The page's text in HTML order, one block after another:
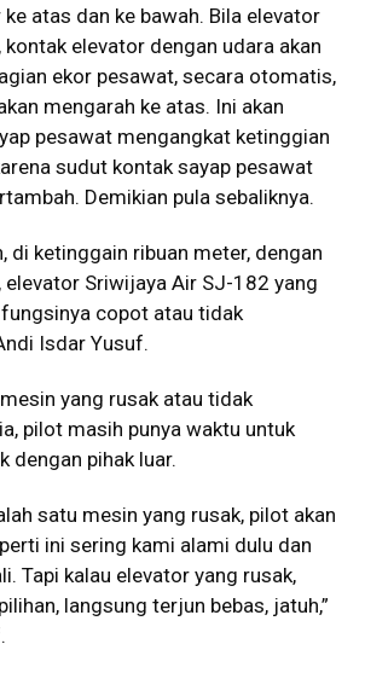
atas dan ke bawah. Bila elevator
kontak elevator dengan udara akan
ekor pesawat, secara otomatis,
mengarah ke atas. Ini akan
pesawat mengangkat ketinggian
sudut kontak sayap pesawat
Demikian pula sebaliknya.
di ketinggain ribuan meter, dengan
elevator Sriwijaya Air SJ-182 yang
copot atau tidak
Isdar Yusuf.
yang rusak atau tidak
pilot masih punya waktu untuk
dengan pihak luar.
satu mesin yang rusak, pilot akan
ini sering kami alami dulu dan
Tapi kalau elevator yang rusak,
langsung terjun bebas, jatuh,”